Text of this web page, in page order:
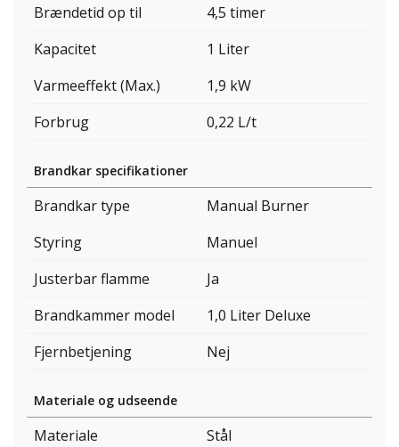
Brændetid op til
4,5 timer
Kapacitet
1 Liter
Varmeeffekt (Max.)
1,9 kW
Forbrug
0,22 L/t
Brandkar specifikationer
Brandkar type
Manual Burner
Styring
Manuel
Justerbar flamme
Ja
Brandkammer model
1,0 Liter Deluxe
Fjernbetjening
Nej
Materiale og udseende
Materiale
Stål